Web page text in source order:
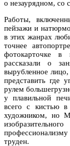
о незаурядном, со
Работы,
пейзажи и
в этих жанрах
точнее
фотокарточке в
рассказали о
вырубленное
представить где
рулем
у плавильной
всего с кистью
художником, но
труден.